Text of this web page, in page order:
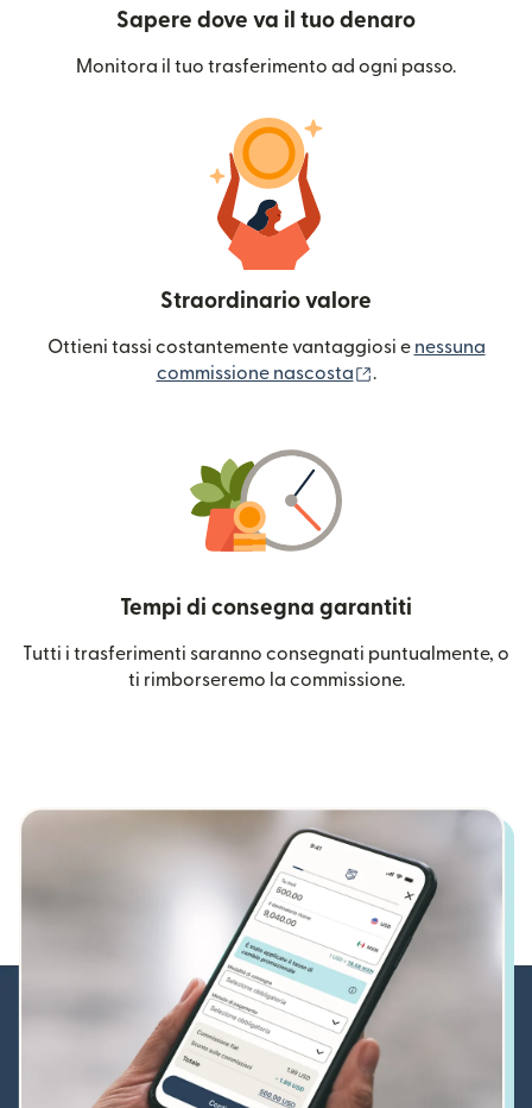
Sapere dove va il tuo denaro
Monitora il tuo trasferimento ad ogni passo.
Straordinario valore
Ottieni tassi costantemente vantaggiosi e nessuna
commissione nascosta
.
Tempi di consegna garantiti
Tutti i trasferimenti saranno consegnati puntualmente, o
ti rimborseremo la commissione.